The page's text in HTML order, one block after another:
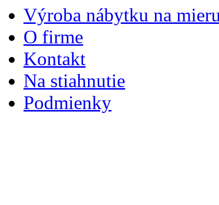
Výroba nábytku na
O firme
Kontakt
Na stiahnutie
Podmienky